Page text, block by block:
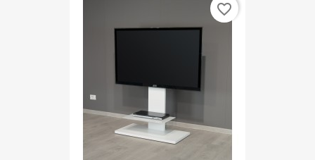
favorite_border